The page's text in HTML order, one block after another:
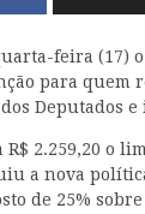
feira (17)
para quem
Deputados
R$ 2.259,20 o
a nova
de 25%